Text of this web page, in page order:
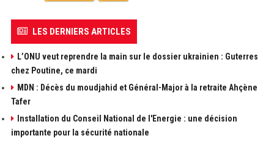
LES DERNIERS ARTICLES
L’ONU veut reprendre la main sur le dossier ukrainien : Guterres
chez Poutine, ce mardi
MDN : Décès du moudjahid et Général-Major à la retraite Ahçène
Tafer
Installation du Conseil National de l'Energie : une décision
importante pour la sécurité nationale